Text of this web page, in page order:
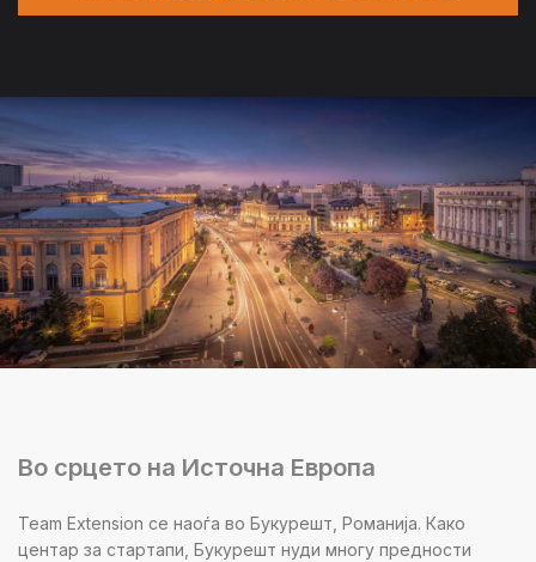
Во срцето на Источна Европа
Team Extension се наоѓа во Букурешт, Романија. Како
центар за стартапи, Букурешт нуди многу предности